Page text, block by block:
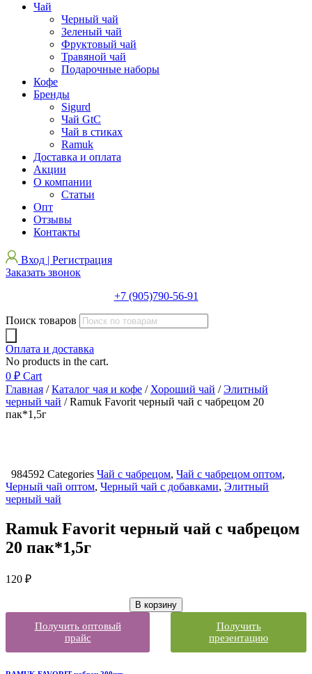
Чай
Черный чай
Зеленый чай
Фруктовый чай
Травяной чай
Подарочные наборы
Кофе
Бренды
Sigurd
Чай GtC
Чай в стиках
Ramuk
Доставка и оплата
Акции
О компании
Статьи
Опт
Отзывы
Контакты
Вход | Регистрация
Заказать звонок
+7 (905)790-56-91
Поиск товаров
Оплата и доставка
No products in the cart.
0 ₽ Cart
Главная /Каталог чая и кофе / Хороший чай /Элитный
черный чай / Ramuk Favorit черный чай с чабрецом 20
пак*1,5г
984592 Categories Чай с чабрецом, Чай с чабрецом оптом,
Черный чай оптом, Черный чай с добавками, Элитный
черный чай
Ramuk Favorit черный чай с чабрецом
20 пак*1,5г
120 ₽
В корзину
Получить оптовый
прайс
Получить
презентацию